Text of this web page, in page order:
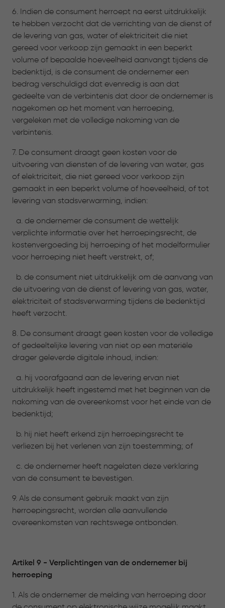
6. Indien de consument herroept na eerst uitdrukkelijk
te hebben verzocht dat de verrichting van de dienst of
de levering van gas, water of elektriciteit die niet
gereed voor verkoop zijn gemaakt in een beperkt
volume of bepaalde hoeveelheid aanvangt tijdens de
bedenktijd, is de consument de ondernemer een
bedrag verschuldigd dat evenredig is aan dat
gedeelte van de verbintenis dat door de ondernemer is
nagekomen op het moment van herroeping,
vergeleken met de volledige nakoming van de
verbintenis.
7. De consument draagt geen kosten voor de
uitvoering van diensten of de levering van water, gas
of elektriciteit, die niet gereed voor verkoop zijn
gemaakt in een beperkt volume of hoeveelheid, of tot
levering van stadsverwarming, indien:
a. de ondernemer de consument de wettelijk
verplichte informatie over het herroepingsrecht, de
kostenvergoeding bij herroeping of het modelformulier
voor herroeping niet heeft verstrekt, of;
b. de consument niet uitdrukkelijk om de aanvang van
de uitvoering van de dienst of levering van gas, water,
elektriciteit of stadsverwarming tijdens de bedenktijd
heeft verzocht.
8. De consument draagt geen kosten voor de volledige
of gedeeltelijke levering van niet op een materiële
drager geleverde digitale inhoud, indien:
a. hij voorafgaand aan de levering ervan niet
uitdrukkelijk heeft ingestemd met het beginnen van de
nakoming van de overeenkomst voor het einde van de
bedenktijd;
b. hij niet heeft erkend zijn herroepingsrecht te
verliezen bij het verlenen van zijn toestemming; of
c. de ondernemer heeft nagelaten deze verklaring
van de consument te bevestigen.
9. Als de consument gebruik maakt van zijn
herroepingsrecht, worden alle aanvullende
overeenkomsten van rechtswege ontbonden.
Artikel 9 - Verplichtingen van de ondernemer bij
herroeping
1. Als de ondernemer de melding van herroeping door